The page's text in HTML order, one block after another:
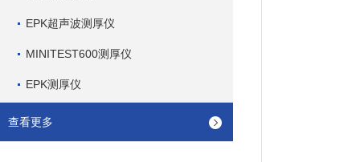
EPK超声波测厚仪
MINITEST600测厚仪
EPK测厚仪
查看更多